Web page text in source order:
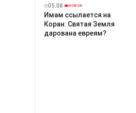
05.08 НОВОЕ
Имам ссылается на
Коран: Святая Земля
дарована евреям?